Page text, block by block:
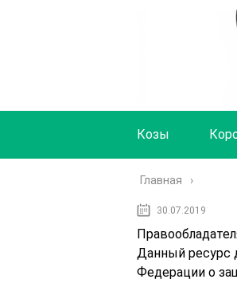
Козы
Главная
30.07.2019
Данный ресурс
Федерации о